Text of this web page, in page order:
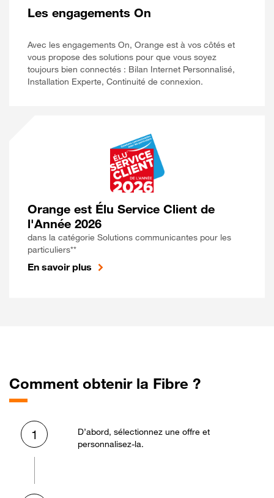
Les engagements On
Avec les engagements On, Orange est à vos côtés et
vous propose des solutions pour que vous soyez
toujours bien connectés : Bilan Internet Personnalisé,
Installation Experte, Continuité de connexion.
Orange est Élu Service Client de
l'Année 2026
dans la catégorie Solutions communicantes pour les
particuliers**
En savoir plus
Comment obtenir la Fibre ?
1
D’abord, sélectionnez une offre et
personnalisez-la.